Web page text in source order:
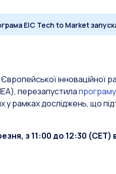
EIC Tech to Market
інноваційної
перезапустила
у рамках досліджень, що
з 11:00 до 12:30